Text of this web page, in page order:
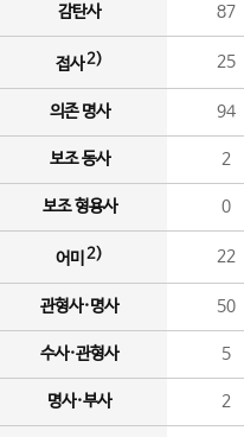
감탄사 87
접사2) 25
의존 명사 94
보조 동사 2
보조 형용사 0
어미 2) 22
관형사·명사 50
수사·관형사 5
명사·부사 2